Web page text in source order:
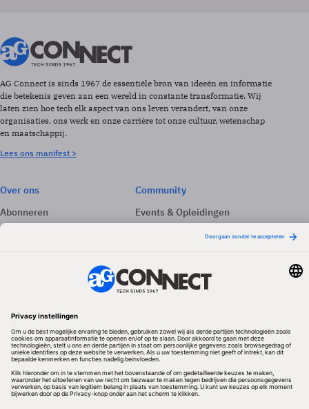
AG Connect is sinds 1967 de essentiële bron van ideeën en informatie
die betekenis geven aan een wereld in constante transformatie. Wij
laten zien hoe tech elk aspect van ons leven verandert, van onze
organisaties, ons werk en onze carrière tot onze cultuur, wetenschap
en maatschappij.
Lees ons manifest >
Over ons
Abonneren
Adverteren
Community
Events & Opleidingen
Nieuwsbrieven
Volg ons
Redactionele partner